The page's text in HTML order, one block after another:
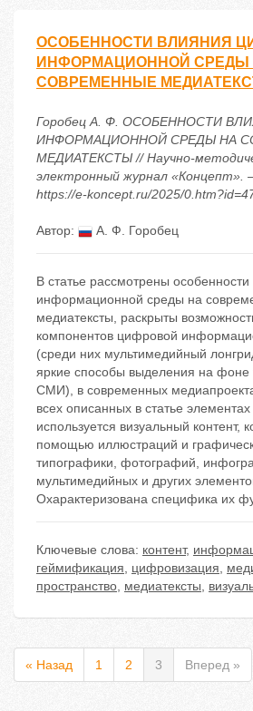
ОСОБЕННОСТИ ВЛИЯНИЯ
ИНФОРМАЦИОННОЙ СРЕДЫ
СОВРЕМЕННЫЕ
Горобец А. Ф. ОСОБЕННОСТИ
ИНФОРМАЦИОННОЙ СРЕДЫ НА
МЕДИАТЕКСТЫ // Научно-
электронный журнал «Концепт».
https://e-koncept.ru/2025/
Автор: А. Ф. Горобец
В статье рассмотрены
информационной среды на
медиатексты, раскрыты
компонентов цифровой
(среди них мультимедийный
яркие способы выделения на фоне
СМИ), в современных
всех описанных в статье
используется визуальный контент,
помощью иллюстраций и
типографики, фотографий,
мультимедийных и других
Охарактеризована специфика их
Ключевые слова: контент,
геймификация, цифровизация,
пространство, медиатексты,
« Назад 1 2 3 Вперед »